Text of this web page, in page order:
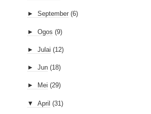
► September (6)
► Ogos (9)
► Julai (12)
► Jun (18)
► Mei (29)
▼ April (31)